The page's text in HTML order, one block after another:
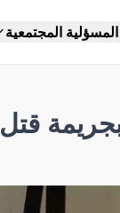
المسؤلية المجتمعية
قتل